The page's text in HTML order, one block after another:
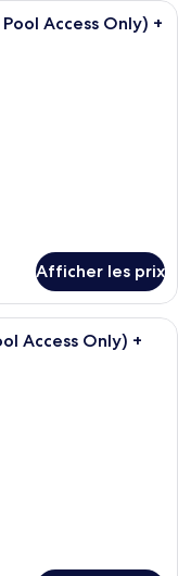
qualité, couette en duvet,
Access Only) +
Afficher les prix
en peluche marron,
Access Only) +